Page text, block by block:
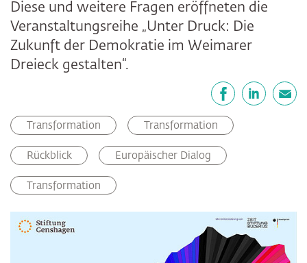
Diese und weitere Fragen eröffneten die
Veranstaltungsreihe „Unter Druck: Die
Zukunft der Demokratie im Weimarer
Dreieck gestalten“.
Transformation Transformation
Rückblick Europäischer Dialog
Transformation